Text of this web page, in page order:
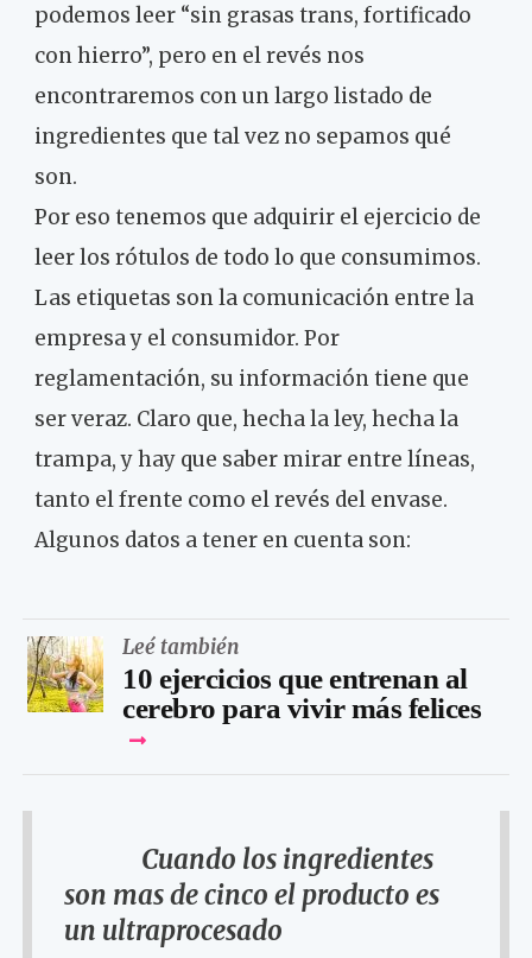
podemos leer “sin grasas trans, fortificado
con hierro”, pero en el revés nos
encontraremos con un largo listado de
ingredientes que tal vez no sepamos qué
son.
Por eso tenemos que adquirir el ejercicio de
leer los rótulos de todo lo que consumimos.
Las etiquetas son la comunicación entre la
empresa y el consumidor. Por
reglamentación, su información tiene que
ser veraz. Claro que, hecha la ley, hecha la
trampa, y hay que saber mirar entre líneas,
tanto el frente como el revés del envase.
Algunos datos a tener en cuenta son:
Leé también
10 ejercicios que entrenan al
cerebro para vivir más felices
Cuando los ingredientes
son mas de cinco el producto es
un ultraprocesado